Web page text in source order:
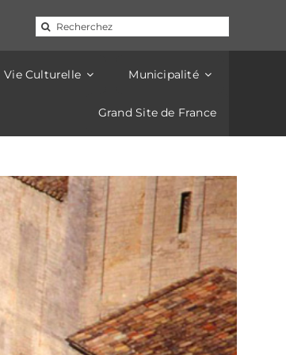
Rechercher:
Vie Culturelle Municipalité
Grand Site de France